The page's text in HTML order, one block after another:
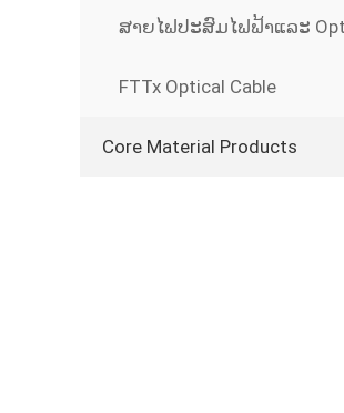
ສາຍໄຟປະສົມໄຟຟ້າແລະ
FTTx Optical Cable
Core Material Products